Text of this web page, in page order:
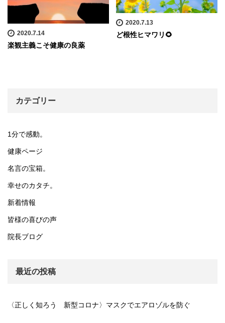
2020.7.14
楽観主義こそ健康の良薬
2020.7.13
ど根性ヒマワリ🌻
カテゴリー
1分で感動。
健康ページ
名言の宝箱。
幸せのカタチ。
新着情報
皆様の喜びの声
院長ブログ
最近の投稿
〈正しく知ろう 新型コロナ〉マスクでエアロゾルを防ぐ